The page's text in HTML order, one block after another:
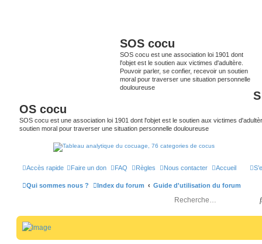
SOS cocu
SOS cocu est une association loi 1901 dont
l'objet est le soutien aux victimes d'adultère.
Pouvoir parler, se confier, recevoir un soutien
moral pour traverser une situation personnelle
douloureuse
S
OS cocu
SOS cocu est une association loi 1901 dont l'objet est le soutien aux victimes
soutien moral pour traverser une situation personnelle douloureuse
Accès rapide Faire un don FAQ Règles Nous contacter Accueil
Qui sommes nous ? Index du forum Guide d'utilisation du forum